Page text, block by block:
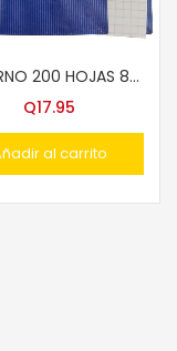
CUADERNO 200 HOJAS 8mm T/FRANCES
Q17.95
al carrito